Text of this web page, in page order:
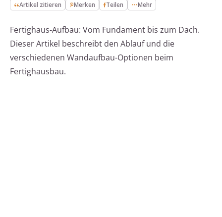
Artikel zitieren Merken Teilen Mehr
Fertighaus-Aufbau: Vom Fundament bis zum Dach.
Dieser Artikel beschreibt den Ablauf und die
verschiedenen Wandaufbau-Optionen beim
Fertighausbau.